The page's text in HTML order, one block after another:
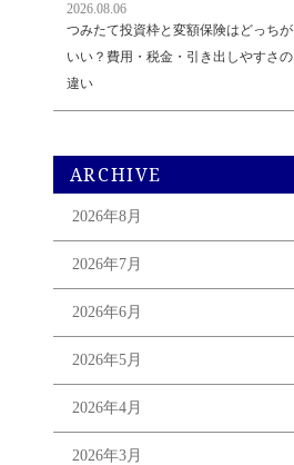
2026.08.06
つみたて投資枠と変額保険はどっちが
いい？費用・税金・引き出しやすさの
違い
ARCHIVE
2026年8月
2026年7月
2026年6月
2026年5月
2026年4月
2026年3月